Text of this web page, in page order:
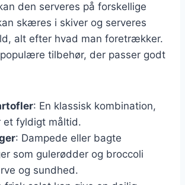
den serveres på forskellige
skæres i skiver og serveres
alt efter hvad man foretrækker.
tilbehør, der passer godt
: En klassisk kombination,
et fyldigt måltid.
: Dampede eller bagte
som gulerødder og broccoli
og sundhed.